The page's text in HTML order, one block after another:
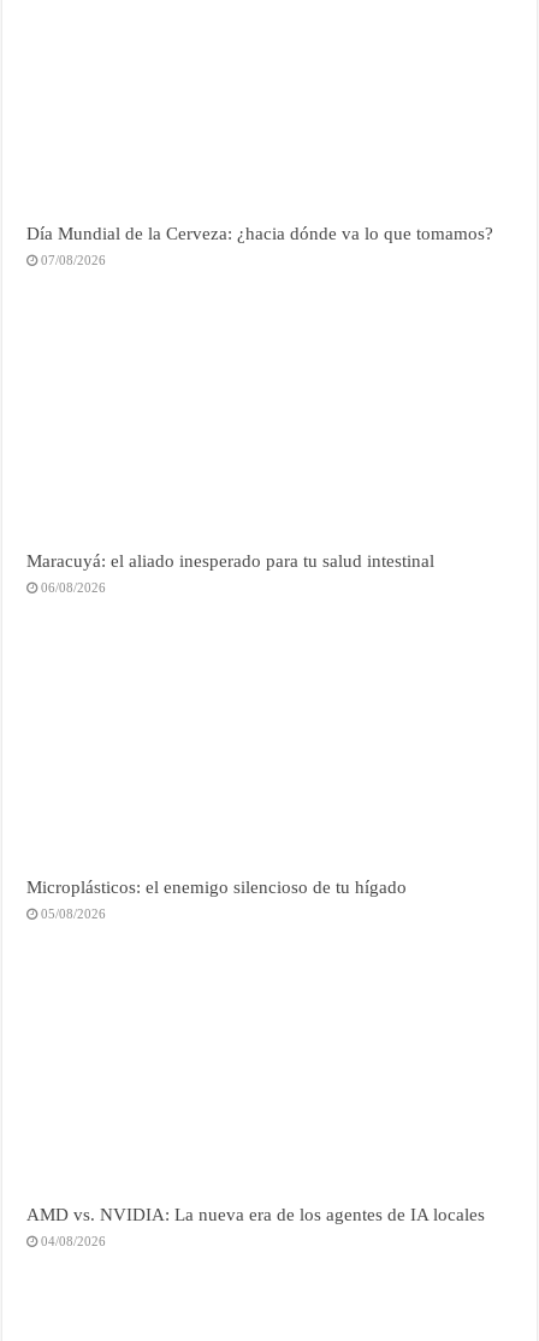
Día Mundial de la Cerveza: ¿hacia dónde va lo que tomamos?
07/08/2026
Maracuyá: el aliado inesperado para tu salud intestinal
06/08/2026
Microplásticos: el enemigo silencioso de tu hígado
05/08/2026
AMD vs. NVIDIA: La nueva era de los agentes de IA locales
04/08/2026